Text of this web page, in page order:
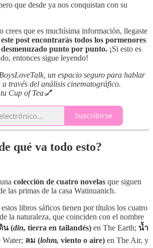
que desde ya nos conquistan con su
crees que es muchísima información, llegaste
post encontrarás todos los pormenores
punto por punto. ¡Si esto es
entonces sigue leyendo!
un espacio seguro para hablar
través del análisis cinematográfico.
tu Cup of Tea💅
Suscribirse
qué va todo esto?
colección de cuatro novelas que siguen
las primas de la casa Watinuanich.
estos libros sáficos tienen por títulos los cuatro
la naturaleza, que coinciden con el nombre
น (din, tierra en tailandés) en The Earth; น้ำ
Water; ลม (lohm, viento o aire) en The Air, y